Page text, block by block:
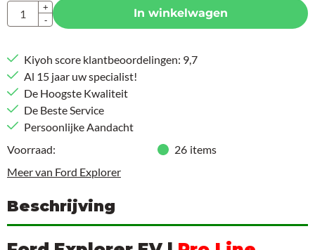
Aantal
+
-
In winkelwagen
Kiyoh score klantbeoordelingen: 9,7
Al 15 jaar uw specialist!
De Hoogste Kwaliteit
De Beste Service
Persoonlijke Aandacht
Voorraad:
26 items
Meer van Ford Explorer
Beschrijving